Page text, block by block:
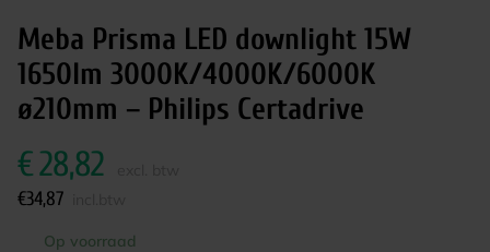
Meba Prisma LED downlight 15W
1650lm 3000K/4000K/6000K
ø210mm – Philips Certadrive
€28,82
€34,87
Op voorraad